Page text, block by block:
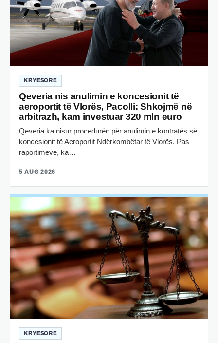
KRYESORE
Qeveria nis anulimin e koncesionit të
aeroportit të Vlorës, Pacolli: Shkojmë në
arbitrazh, kam investuar 320 mln euro
Qeveria ka nisur procedurën për anulimin e kontratës së
koncesionit të Aeroportit Ndërkombëtar të Vlorës. Pas
raportimeve, ka…
5 AUG 2026
KRYESORE